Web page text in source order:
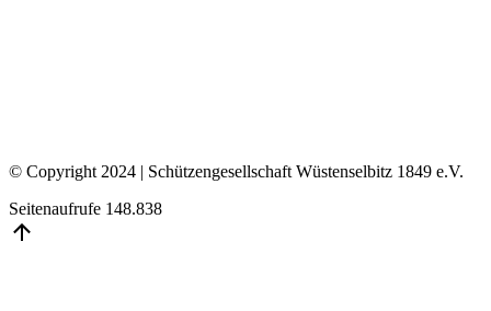
© Copyright 2024 | Schützengesellschaft Wüstenselbitz 1849 e.V.
Seitenaufrufe 148.838